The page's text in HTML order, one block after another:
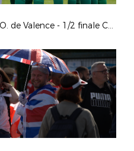
Riorges FC / O. de Valence - 1/2 finale Coupe LAuRAFoot Sén. Fém.